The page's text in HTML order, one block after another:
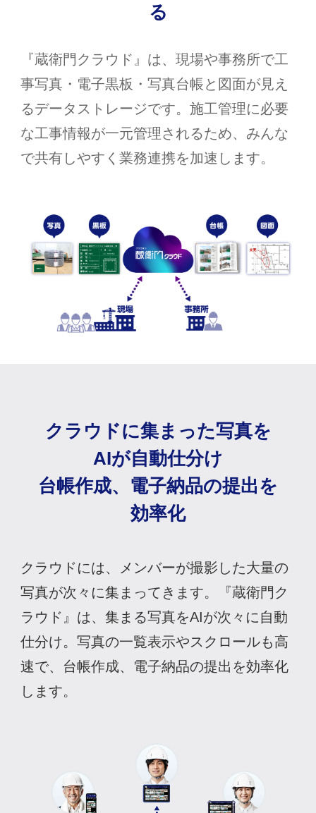
る
『蔵衛門クラウド』は、現場や事務所で工
事写真・電子黒板・写真台帳と図面が見え
るデータストレージです。施工管理に必要
な工事情報が一元管理されるため、みんな
で共有しやすく業務連携を加速します。
クラウドに集まった写真を
AIが自動仕分け
台帳作成、電子納品の提出を
効率化
クラウドには、メンバーが撮影した大量の
写真が次々に集まってきます。『蔵衛門ク
ラウド』は、集まる写真をAIが次々に自動
仕分け。写真の一覧表示やスクロールも高
速で、台帳作成、電子納品の提出を効率化
します。